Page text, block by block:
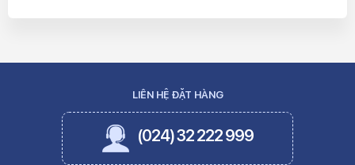
LIÊN HỆ ĐẶT HÀNG
(024) 32 222 999